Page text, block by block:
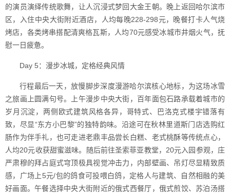
的演员演绎传统歌舞，让人沉浸式梦回大金王朝。晚上返回哈尔滨市
区，入住中央大街附近酒店，人均每晚228-298元，晚餐打卡人气烧
烤店，各类烤串搭配清爽格瓦斯，人均70元感受冰城市井烟火气，抚
慰一日疲惫。
Day 5：漫步冰城，定格经典风情
行程最后一天，放慢脚步深度漫游哈尔滨核心地标，为这场冰雪
之旅画上圆满句号。上午漫步中央大街，百年面包石路承载着城市的
岁月沉淀，两侧欧式建筑风格各异，哥特式、巴洛克式楼宇错落有
致，尽显“东方小巴黎”的独特韵味。沿途可在秋林里道斯门店选购红
肠作为伴手礼，也可走进老鼎丰品尝长白糕、老式桃酥等传统点心，
人均20元收获甜蜜滋味。随后前往圣索菲亚教堂，20元入园参观，庄
严肃穆的拜占庭式穹顶极具视觉冲击力，内部壁画、吊灯尽显精致质
感，广场上5元/包的鸽食可投喂白鸽，定格人与建筑、自然相融的美
好画面。午餐选择中央大街附近的俄式西餐厅，俄式煎饺、苏泊汤搭